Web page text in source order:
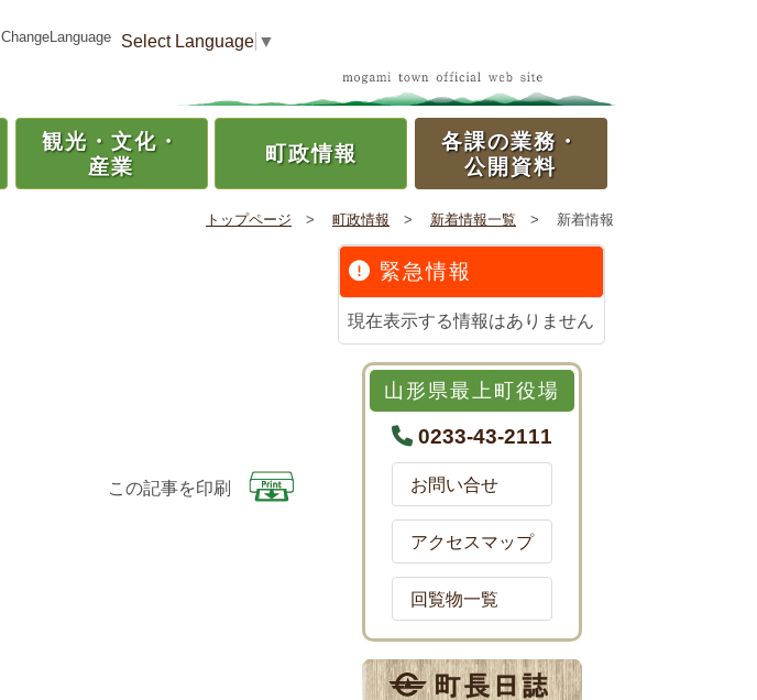
ChangeLanguage Select Language ▼
観光・文化・
産業
町政情報
各課の業務・
公開資料
トップページ > 町政情報 > 新着情報一覧 > 新着情報
この記事を印刷
緊急情報
現在表示する情報はありません
山形県最上町役場
0233-43-2111
お問い合せ
アクセスマップ
回覧物一覧